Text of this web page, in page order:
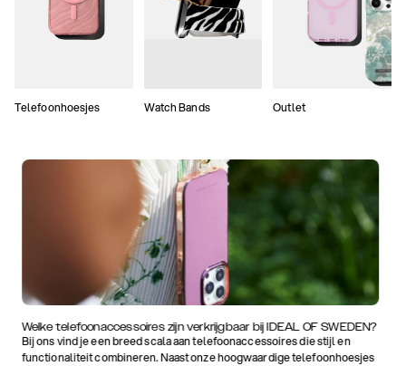
Telefoonhoesjes Watch Bands Outlet
Welke telefoonaccessoires zijn verkrijgbaar bij IDEAL OF SWEDEN?
Bij ons vind je een breed scala aan telefoonaccessoires die stijl en
functionaliteit combineren. Naast onze hoogwaardige telefoonhoesjes